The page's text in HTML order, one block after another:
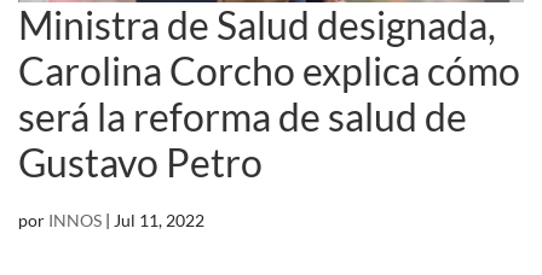
Ministra de Salud designada,
Carolina Corcho explica cómo
será la reforma de salud de
Gustavo Petro
por INNOS | Jul 11, 2022